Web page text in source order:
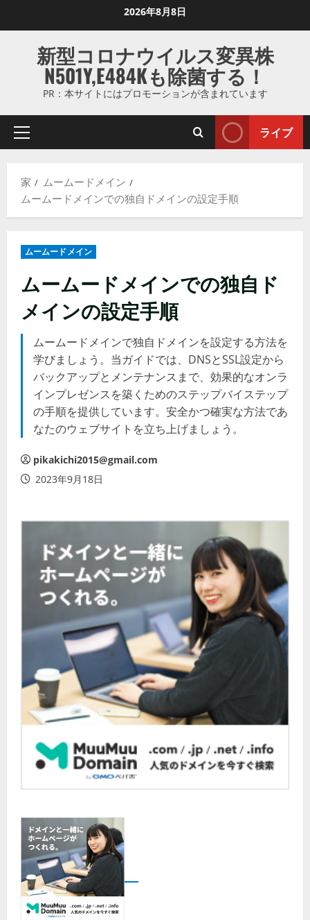
ス
ッ
す
2026年8月8日
新型コロナウイルス変異株
N501Y,E484Kも除菌する！
PR：本サイトにはプロモーションが含まれています
プ
マ
リ
ュ
ライブ
家
ムームードメイン
ムームードメインでの独自ドメインの設定手順
ムームードメイン
ムームードメインでの独自ド
メインの設定手順
ムームードメインで独自ドメインを設定する方法を
学びましょう。当ガイドでは、DNSとSSL設定から
バックアップとメンテナンスまで、効果的なオンラ
インプレゼンスを築くためのステップバイステップ
の手順を提供しています。安全かつ確実な方法であ
なたのウェブサイトを立ち上げましょう。
pikakichi2015@gmail.com
2023年9月18日